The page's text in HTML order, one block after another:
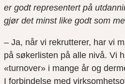
er godt representert på
gjør det minst like godt som
– Ja, når vi rekrutterer, har vi
på søkerlisten på alle nivå. Vi
«turnover» i mange år og
I forbindelse med